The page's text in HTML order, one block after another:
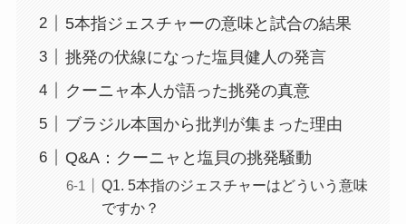
5本指ジェスチャーの意味と試合の結果
挑発の伏線になった塩貝健人の発言
クーニャ本人が語った挑発の真意
ブラジル本国から批判が集まった理由
Q&A：クーニャと塩貝の挑発騒動
Q1. 5本指のジェスチャーはどういう意味
ですか？